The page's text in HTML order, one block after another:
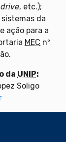
, etc.);
da
ação para a
MEC nº
da UNIP:
Soligo